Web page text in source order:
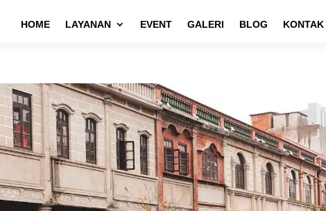
HOME LAYANAN EVENT GALERI BLOG KONTAK